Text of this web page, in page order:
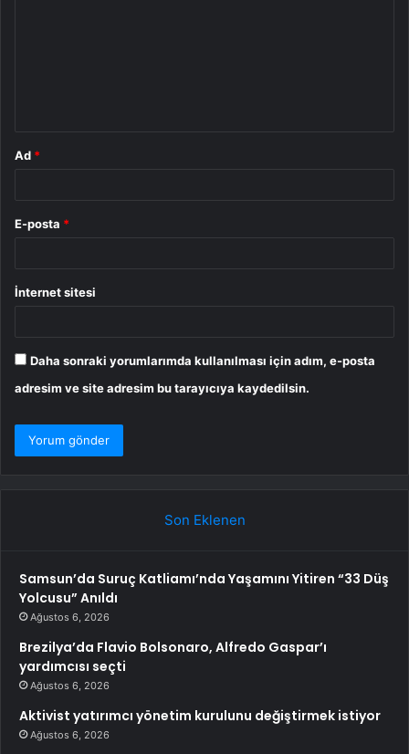
Ad *
E-posta *
İnternet sitesi
Daha sonraki yorumlarımda kullanılması için adım, e-posta
adresim ve site adresim bu tarayıcıya kaydedilsin.
Son Eklenen
Samsun’da Suruç Katliamı’nda Yaşamını Yitiren “33 Düş
Yolcusu” Anıldı
Ağustos 6, 2026
Brezilya’da Flavio Bolsonaro, Alfredo Gaspar’ı
yardımcısı seçti
Ağustos 6, 2026
Aktivist yatırımcı yönetim kurulunu değiştirmek istiyor
Ağustos 6, 2026